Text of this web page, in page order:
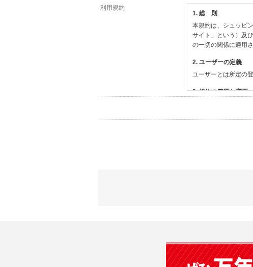
・必須登録：氏名、
・任意登録：ニック
【当社サービスをご
・お支払いやお振込
・法律上の要請等に
・
撮影機材や機材の設
・当社ウェブサイト
【外部サービスアカ
会員登録時にソーシ
・当社物品販売、古
・メールマガジンの
・
(1)ご本人の同意があ
止することを契約の
利用規約
1. 総 則
本規約は、シュッピ
サイト」という）及
の一切の関係に適用さ
2. ユーザーの定義
ユーザーとは所定の
3. 規約の範囲と変更
1) 本規約は、本サイ
2) 弊社が別途規定す
す。本規約と個別規
3) 弊社はユーザー
た場合は、本サイト
1) ユーザーは、本
に届け出るものとし
3) 弊社は一年以上に